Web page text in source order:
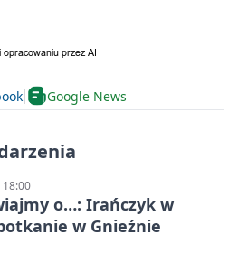
Google News
o…: Irańczyk w
w Gnieźnie